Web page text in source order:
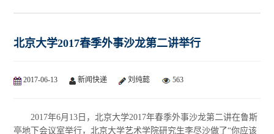
北京大学2017春季外事沙龙第二讲举行
2017-06-13 新闻快递 刘纯懿 563
2017年6月13日，北京大学2017年春季外事沙龙第二讲在鲁斯
亭地下会议室举行，北京大学艺术学院研究生李尽沙做了“你应该